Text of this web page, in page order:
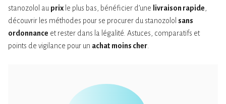
stanozolol au prix le plus bas, bénéficier d’une livraison rapide
découvrir les méthodes pour se procurer du stanozolol sans
ordonnance et rester dans la légalité. Astuces, comparatifs et
points de vigilance pour un achat moins cher